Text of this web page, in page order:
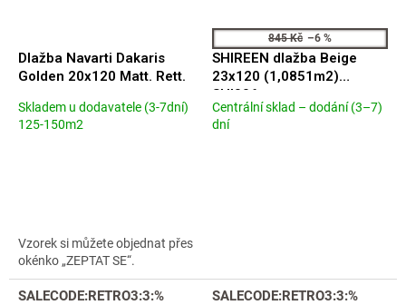
Dlažba Navarti Dakaris
Golden 20x120 Matt. Rett.
Průměrné
hvězdiček.
Skladem u dodavatele (3-7dní)
125-150m2
Vzorek si můžete objednat přes
okénko „ZEPTAT SE“.
845 Kč –6 %
SHIREEN dlažba Beige
23x120 (1,0851m2)
SHI006
Průměrné
Centrální sklad – dodání (3–7)
dní
SALECODE:RETRO3:3:% SALECODE:RETRO3:3:%